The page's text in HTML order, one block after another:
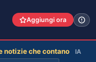
Aggiungi ora
notizie che contano IA